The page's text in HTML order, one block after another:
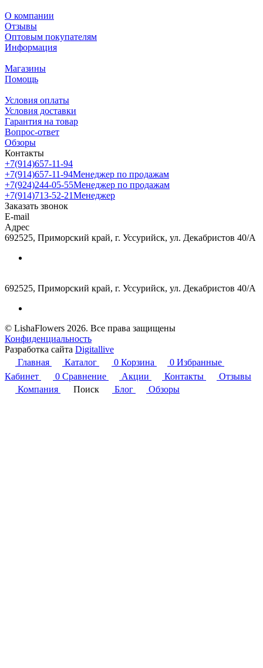
О компании
Отзывы
Оптовым покупателям
Информация
Магазины
Помощь
Условия оплаты
Условия доставки
Гарантия на товар
Вопрос-ответ
Обзоры
Контакты
+7(914)657-11-94
+7(914)657-11-94Менеджер по продажам
+7(924)244-05-55Менеджер по продажам
+7(914)713-52-21Менеджер
Заказать звонок
E-mail
Адрес
692525, Приморский край, г. Уссурийск, ул. Декабристов 40/А
692525, Приморский край, г. Уссурийск, ул. Декабристов 40/А
© LishaFlowers 2026. Все права защищены
Конфиденциальность
Разработка сайта Digitallive
Главная
Каталог 0 Корзина 0 Избранные
Кабинет
0 Сравнение Акции Контакты
Отзывы
Компания
Поиск Блог Обзоры